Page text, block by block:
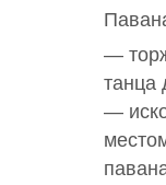
—
танца
—